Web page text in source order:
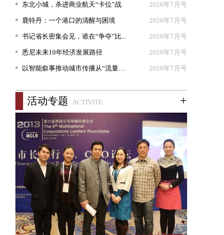
东北小城，杀进商业航天“卡位”战 2026年7月号
鹿特丹：一个港口的清醒与困境 2026年7月号
书记省长密集会见，谁在“争夺”比... 2026年7月号
悉尼未来10年经济发展路径 2026年7月号
以智能叙事推动城市传播从“流量出... 2026年7月号
活动专题 ACTIVITE +